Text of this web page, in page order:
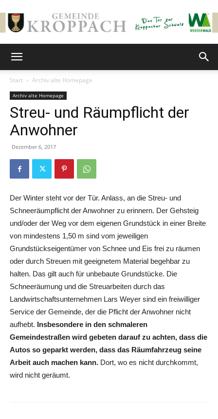
Start Archiv alte Homepage
Archiv alte Homepage
Streu- und Räumpflicht der
Anwohner
Dezember 6, 2017
Der Winter steht vor der Tür. Anlass, an die Streu- und
Schneeräumpflicht der Anwohner zu erinnern. Der Gehsteig
und/oder der Weg vor dem eigenen Grundstück in einer Breite
von mindestens 1,50 m sind vom jeweiligen
Grundstückseigentümer von Schnee und Eis frei zu räumen
oder durch Streuen mit geeignetem Material begehbar zu
halten. Das gilt auch für unbebaute Grundstücke. Die
Schneeräumung und die Streuarbeiten durch das
Landwirtschaftsunternehmen Lars Weyer sind ein freiwilliger
Service der Gemeinde, der die Pflicht der Anwohner nicht
aufhebt. Insbesondere in den schmaleren
Gemeindestraßen wird gebeten darauf zu achten, dass die
Autos so geparkt werden, dass das Räumfahrzeug seine
Arbeit auch machen kann. Dort, wo es nicht durchkommt,
wird nicht geräumt.